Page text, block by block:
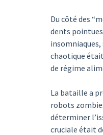
Du côté des
dents
chaotique
de régime
La bataille a
robots
déterminer
cruciale était